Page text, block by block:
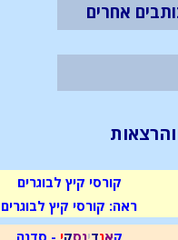
אחרים
קורסי קיץ לבוגרים
ראה: קורסי קיץ לבוגרים
קאנדינסקי - סדנה